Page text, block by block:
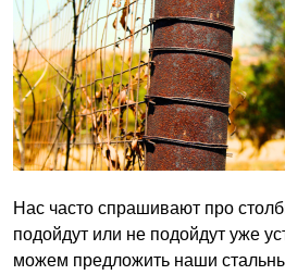
Нас часто спрашивают про
подойдут или не подойдут уже
можем предложить наши